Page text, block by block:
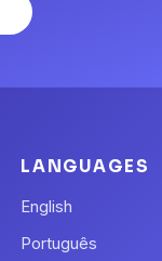
LANGUAGES
English
Português